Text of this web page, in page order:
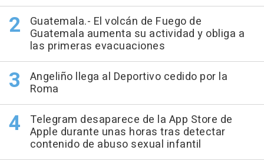
Guatemala.- El volcán de Fuego de
Guatemala aumenta su actividad y obliga a
las primeras evacuaciones
Angeliño llega al Deportivo cedido por la
Roma
Telegram desaparece de la App Store de
Apple durante unas horas tras detectar
contenido de abuso sexual infantil